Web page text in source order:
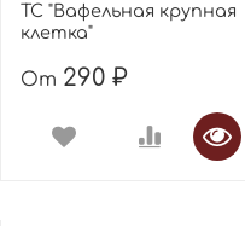
ТС "Вафельная крупная
клетка"
От 290 ₽